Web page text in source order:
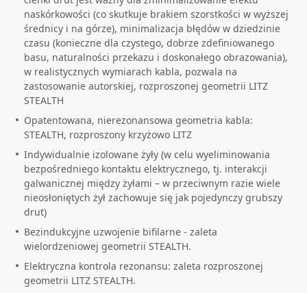
naskórkowości (co skutkuje brakiem szorstkości w wyższej
średnicy i na górze), minimalizacja błędów w dziedzinie
czasu (konieczne dla czystego, dobrze zdefiniowanego
basu, naturalności przekazu i doskonałego obrazowania),
w realistycznych wymiarach kabla, pozwala na
zastosowanie autorskiej, rozproszonej geometrii LITZ
STEALTH
Opatentowana, nierezonansowa geometria kabla:
STEALTH, rozproszony krzyżowo LITZ
Indywidualnie izolowane żyły (w celu wyeliminowania
bezpośredniego kontaktu elektrycznego, tj. interakcji
galwanicznej między żyłami – w przeciwnym razie wiele
nieosłoniętych żył zachowuje się jak pojedynczy grubszy
drut)
Bezindukcyjne uzwojenie bifilarne - zaleta
wielordzeniowej geometrii STEALTH.
Elektryczna kontrola rezonansu: zaleta rozproszonej
geometrii LITZ STEALTH.